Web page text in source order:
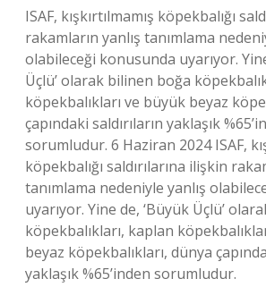
ISAF, kışkırtılmamış köpekbalığı
rakamların yanlış tanımlama
olabileceği konusunda uyarıyor.
Üçlü’ olarak bilinen boğa
köpekbalıkları ve büyük beyaz
çapındaki saldırıların yaklaşık
sorumludur. 6 Haziran 2024 ISAF,
köpekbalığı saldırılarına ilişkin
tanımlama nedeniyle yanlış
uyarıyor. Yine de, ‘Büyük Üçlü’
köpekbalıkları, kaplan
beyaz köpekbalıkları, dünya
yaklaşık %65’inden sorumludur.